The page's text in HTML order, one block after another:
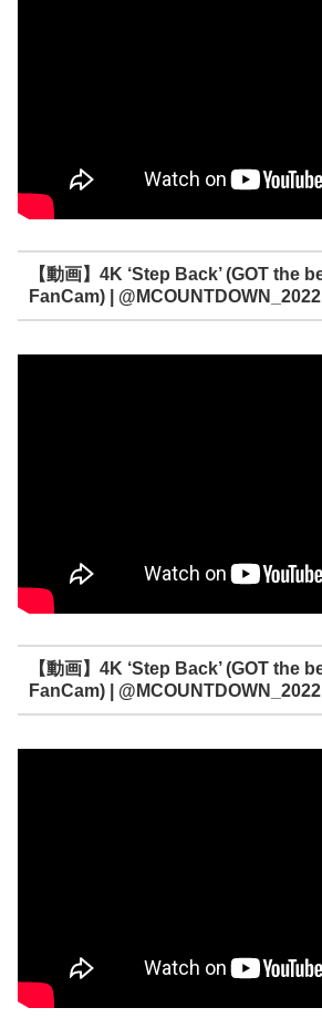
【動画】4K ‘Step Back’ (GOT the
FanCam) |
【動画】4K ‘Step Back’ (GOT the
FanCam) |